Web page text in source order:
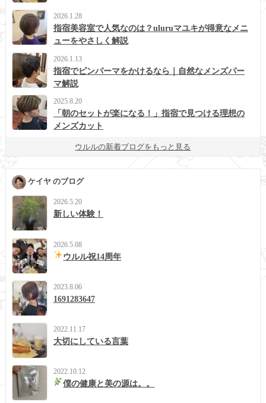
2026.1.28
指宿美容室で人気なのは？uluruマユキが得意なメニ
ューをやさしく解説
2026.1.13
指宿でピンパーマをかけるなら｜自然なメンズパー
マ解説
2025.8.20
「朝のセットが楽になる！」指宿で見つける理想の
メンズカット
ウルルの新着ブログをもっと見る
ケイヤ のブログ
2026.5.20
新しい体験！
2026.5.08
ウルル祝14周年
2023.8.06
1691283647
2022.11.17
大切にしている言葉
2022.10.12
僕の健康と美の源は。。